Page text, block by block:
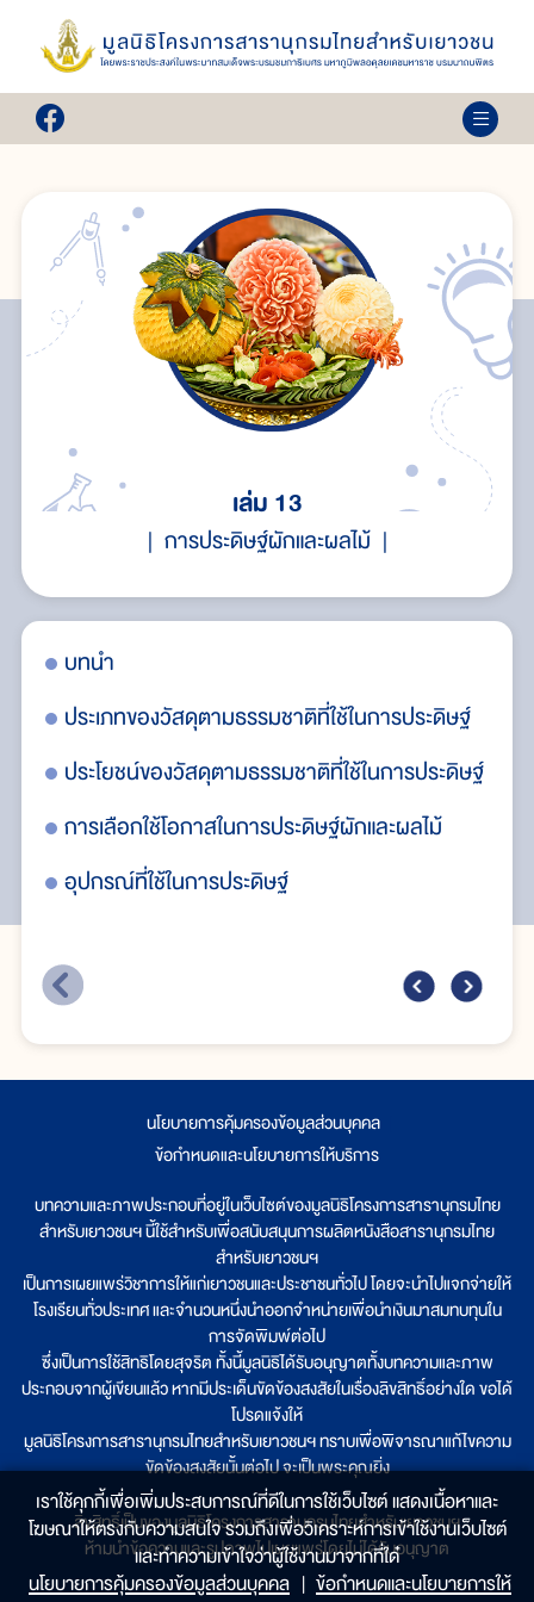
เล่ม 13
การประดิษฐ์ผักและผลไม้
บทนำ
ประเภทของวัสดุตามธรรมชาติที่ใช้ในการประดิษฐ์
ประโยชน์ของวัสดุตามธรรมชาติที่ใช้ในการประดิษฐ์
การเลือกใช้โอกาสในการประดิษฐ์ผักและผลไม้
อุปกรณ์ที่ใช้ในการประดิษฐ์
นโยบายการคุ้มครองข้อมูลส่วนบุคคล
ข้อกำหนดและนโยบายการให้บริการ
บทความและภาพประกอบที่อยู่ในเว็บไซต์ของมูลนิธิโครงการสารานุกรมไทย
สำหรับเยาวชนฯ นี้ใช้สำหรับเพื่อสนับสนุนการผลิตหนังสือสารานุกรมไทย
สำหรับเยาวชนฯ
เป็นการเผยแพร่วิชาการให้แก่เยาวชนและประชาชนทั่วไป โดยจะนำไปแจกจ่ายให้
โรงเรียนทั่วประเทศ และจำนวนหนึ่งนำออกจำหน่ายเพื่อนำเงินมาสมทบทุนใน
การจัดพิมพ์ต่อไป
ซึ่งเป็นการใช้สิทธิโดยสุจริต ทั้งนี้มูลนิธิได้รับอนุญาตทั้งบทความและภาพ
ประกอบจากผู้เขียนแล้ว หากมีประเด็นขัดข้องสงสัยในเรื่องลิขสิทธิ์อย่างใด ขอได้
โปรดแจ้งให้
มูลนิธิโครงการสารานุกรมไทยสำหรับเยาวชนฯ ทราบเพื่อพิจารณาแก้ไขความ
ขัดข้องสงสัยนั้นต่อไป จะเป็นพระคุณยิ่ง
ลิขสิทธิ์เป็นของมูลนิธิโครงการสารานุกรมไทยสำหรับเยาวชนฯ
ห้ามนำข้อความและรูปภาพไปเผยแพร่โดยไม่ได้รับอนุญาต
เราใช้คุกกี้เพื่อเพิ่มประสบการณ์ที่ดีในการใช้เว็บไซต์ แสดงเนื้อหาและ
โฆษณาให้ตรงกับความสนใจ รวมถึงเพื่อวิเคราะห์การเข้าใช้งานเว็บไซต์
และทำความเข้าใจว่าผู้ใช้งานมาจากที่ใด๋
นโยบายการคุ้มครองข้อมูลส่วนบุคคล | ข้อกำหนดและนโยบายการให้